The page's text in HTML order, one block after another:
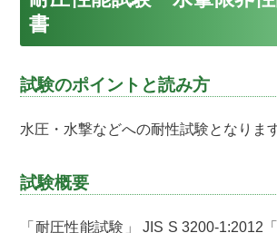
書
試験のポイントと読み方
水圧・水撃などへの耐性試験となりま
試験概要
「耐圧性能試験」 JIS S 3200-1:2012